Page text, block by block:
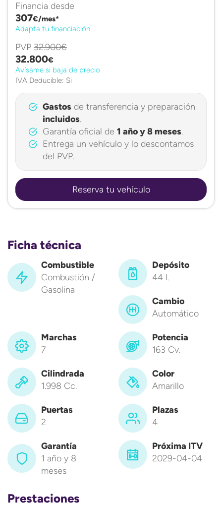
Financia desde
307€/mes*
Adapta tu financiación
PVP 32.900€
32.800€
Avísame si baja de precio
IVA Deducible: Si
Gastosde transferencia y preparación
incluidos.
Garantía oficial de 1 año y 8 meses.
Entrega un vehículo y lo descontamos
del PVP.
Reserva tu vehículo
Ficha técnica
Combustible
Combustión /
Gasolina
Depósito
44 l.
Cambio
Automático
Marchas
7
Potencia
163 Cv.
Cilindrada
1.998 Cc.
Color
Amarillo
Puertas
2
Plazas
4
Garantía
1 año y 8
meses
Próxima ITV
2029-04-04
Prestaciones